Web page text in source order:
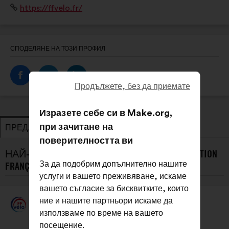
club, entre adultes ou dans les écoles françaises de
Уебсайт:
https://ffvelo.fr/
СПОДЕЛЯНЕ НА ТОЗИ ПРОФИЛ
ПРЕДЛОЖЕНИЯ ЗАЕМАНЕ НА ПОЗИЦИЯ
НАЙ-НОВИТЕ ПРЕДЛОЖЕНИЯ ОТ FÉDÉRATION
FRANÇAISE DE CYCLOTOURISME :
ПредложениеFédération Française De Cyclotourisme
Съдържание
Продължете, без да приемате
Изразете себе си в Make.org,
при зачитане на
поверителността ви
За да подобрим допълнително нашите
услуги и вашето преживяване, искаме
вашето съгласие за бисквитките, които
ние и нашите партньори искаме да
използваме по време на вашето
посещение.